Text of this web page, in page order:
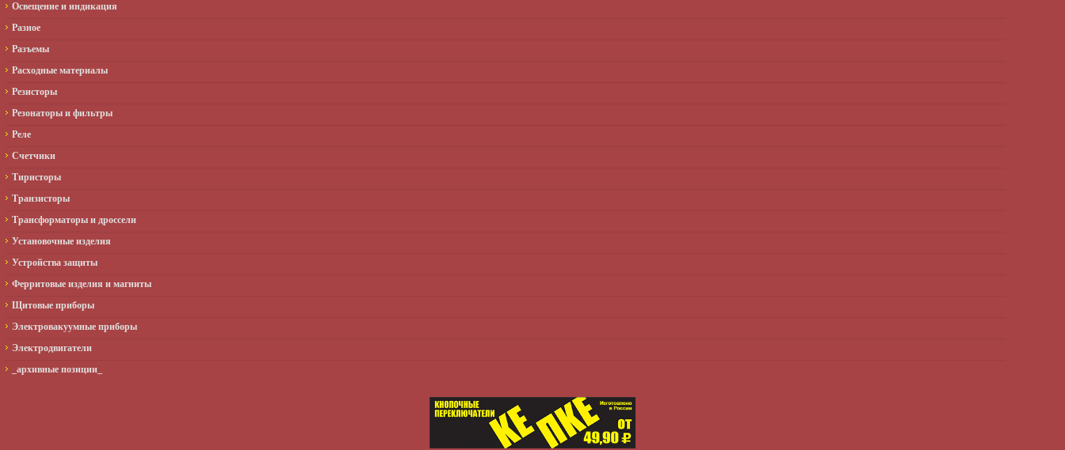
Освещение и индикация
Разное
Разъемы
Расходные материалы
Резисторы
Резонаторы и фильтры
Реле
Счетчики
Тиристоры
Транзисторы
Трансформаторы и дроссели
Установочные изделия
Устройства защиты
Ферритовые изделия и магниты
Щитовые приборы
Электровакуумные приборы
Электродвигатели
_архивные позиции_